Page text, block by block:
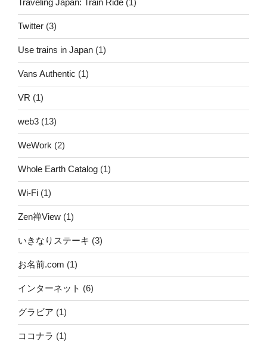
Traveling Japan: Train Ride (1)
Twitter (3)
Use trains in Japan (1)
Vans Authentic (1)
VR (1)
web3 (13)
WeWork (2)
Whole Earth Catalog (1)
Wi-Fi (1)
Zen禅View (1)
いきなりステーキ (3)
お名前.com (1)
インターネット (6)
グラビア (1)
ココナラ (1)